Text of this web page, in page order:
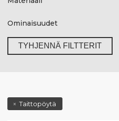
Ominaisuudet
TYHJENNÄ FILTTERIT
Taittopöytä